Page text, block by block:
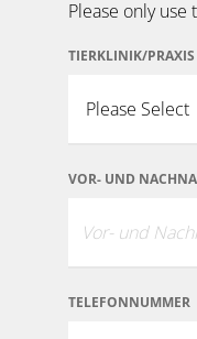
Please only
TIERKLINIK/PRAXIS
VOR- UND
TELEFONNUMMER